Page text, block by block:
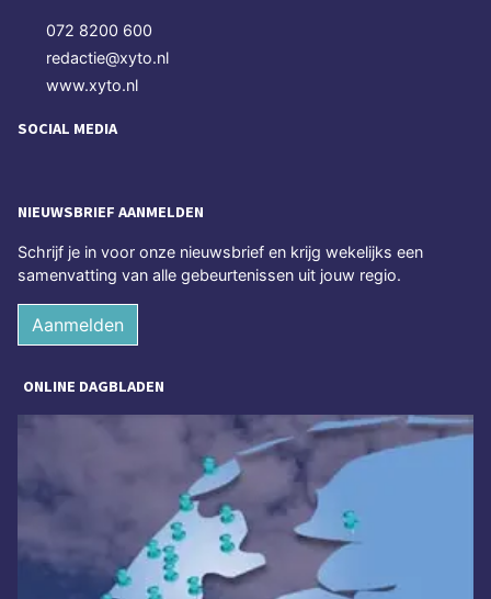
072 8200 600
redactie@xyto.nl
www.xyto.nl
SOCIAL MEDIA
NIEUWSBRIEF AANMELDEN
Schrijf je in voor onze nieuwsbrief en krijg wekelijks een
samenvatting van alle gebeurtenissen uit jouw regio.
Aanmelden
ONLINE DAGBLADEN